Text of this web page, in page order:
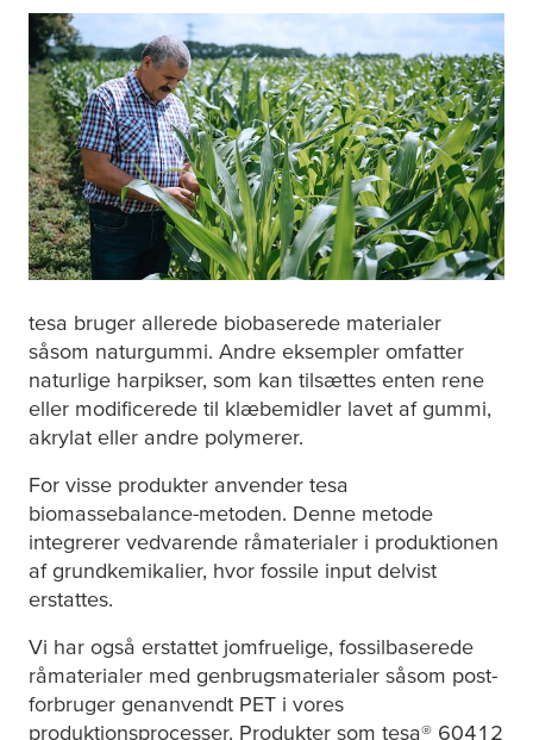
tesa bruger allerede biobaserede materialer
såsom naturgummi. Andre eksempler omfatter
naturlige harpikser, som kan tilsættes enten rene
eller modificerede til klæbemidler lavet af gummi,
akrylat eller andre polymerer.
For visse produkter anvender tesa
biomassebalance-metoden. Denne metode
integrerer vedvarende råmaterialer i produktionen
af grundkemikalier, hvor fossile input delvist
erstattes.
Vi har også erstattet jomfruelige, fossilbaserede
råmaterialer med genbrugsmaterialer såsom post-
forbruger genanvendt PET i vores
produktionsprocesser. Produkter som tesa® 60412